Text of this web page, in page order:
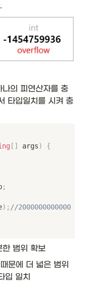
의 피연산자를 충
타입일치를 시켜 충
[ ] args)
{
;
) ; //2000000000000
한 범위 확보
문에 더 넓은 범위
입 일치